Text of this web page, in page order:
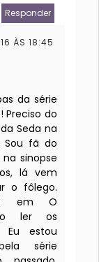
Responder
ÀS 18:45
da série
Preciso do
Seda na
Sou fã do
sinopse
lá vem
o fôlego.
em O
ler os
Eu estou
série